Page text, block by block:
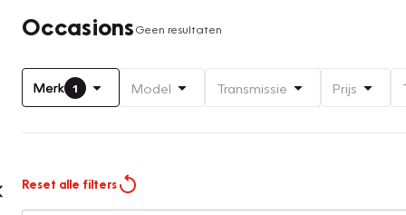
OccasionsGeen resultaten
Merk 1 Model Transmissie Prijs
Reset alle filters